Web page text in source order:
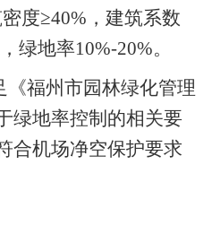
度≥40% ，建筑系数
绿地率10%-20%。
《福州市园林绿化管理
绿地率控制的相关要
合机场净空保护要求